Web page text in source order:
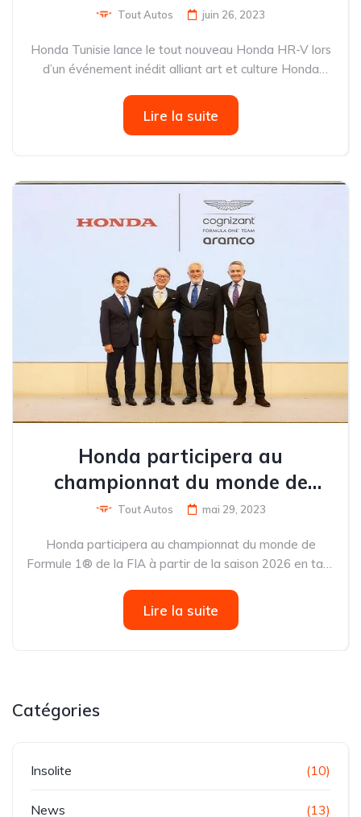
événement inédit alliant art et
culture
Tout Autos juin 26, 2023
Honda Tunisie lance le tout nouveau Honda HR-V lors
d’un événement inédit alliant art et culture Honda
HR-V lors d’un événement exclusif qui s’est tenu au
Lire la suite
Honda participera au
championnat du monde de
Formule 1® de la FIA à partir de
la saison 2026 en tant que
fournisseur de groupes
propulseurs pour l'équipe Aston
Martin Aramco Cognizant
Formula One® Team
Tout Autos mai 29, 2023
Honda participera au championnat du monde de
Formule 1® de la FIA à partir de la saison 2026 en tant
Aston Martin Aramco Cognizant Formula One® Team
Lire la suite
Catégories
Insolite (10)
News (13)